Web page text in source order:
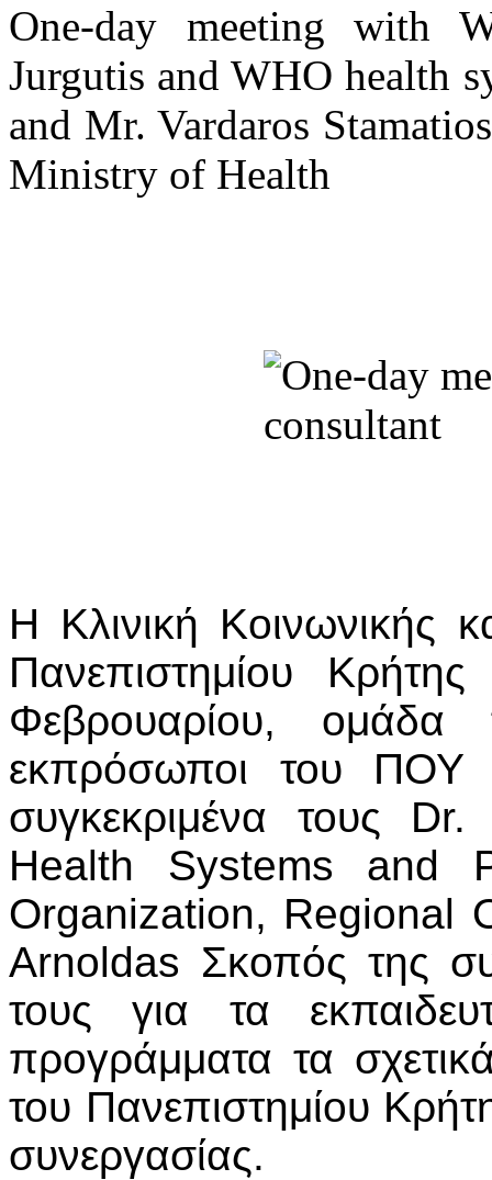
One-day meeting with
Jurgutis and WHO health
and Mr. Vardaros
Ministry of Health
H Κλινική Κοινωνικής
Πανεπιστημίου
Φεβρουαρίου, ομάδα
εκπρόσωποι του ΠΟΥ
συγκεκριμένα τους
Health Systems and
Organization, Regional
Arnoldas Σκοπός της
τους για τα
προγράμματα τα
του Πανεπιστημίου
συνεργασίας.